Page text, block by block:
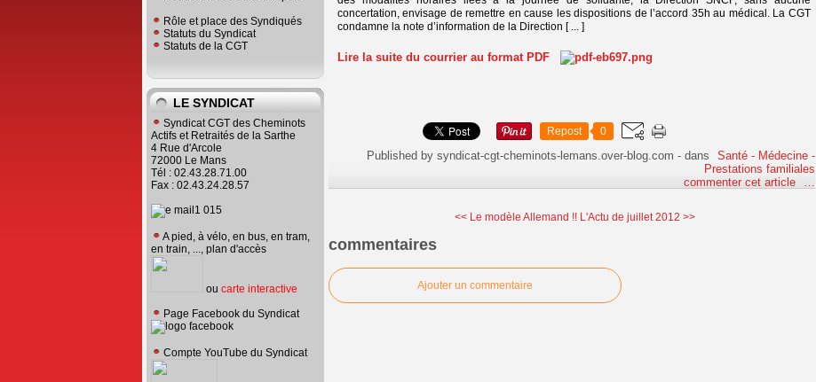
Rôle et place des Syndiqués
Statuts du Syndicat
Statuts de la CGT
LE SYNDICAT
Syndicat CGT des Cheminots
Actifs et Retraités de la Sarthe
4 Rue d'Arcole
72000 Le Mans
Tél : 02.43.28.71.00
Fax : 02.43.24.28.57
A pied, à vélo, en bus, en tram,
en train, ..., plan d'accès
ou carte interactive
Page Facebook du Syndicat
Compte YouTube du Syndicat
concertation, envisage de remettre en cause les dispositions de l’accord 35h au médical. La CGT
condamne la note d’information de la Direction [ ... ]
Lire la suite du courrier au format PDF
Repost 0
Published by syndicat-cgt-cheminots-lemans.over-blog.com - dans
Santé - Médecine -
Prestations familiales
commenter cet article
<< Le modèle Allemand !! L'Actu de juillet 2012 >>
commentaires
Ajouter un commentaire